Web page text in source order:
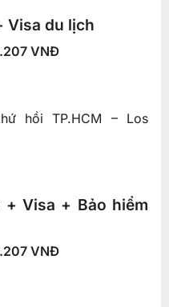
Visa du lịch
VNĐ
hồi TP.HCM – Los
+ Visa + Bảo hiểm
VNĐ